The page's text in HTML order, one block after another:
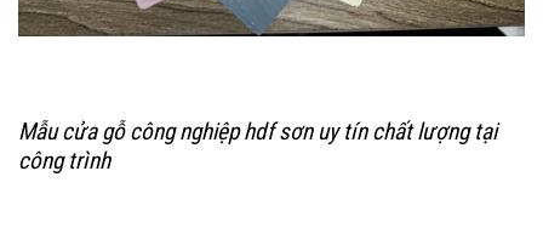
Mẫu cửa gỗ công nghiệp hdf sơn uy tín chất lượng tại
công trình